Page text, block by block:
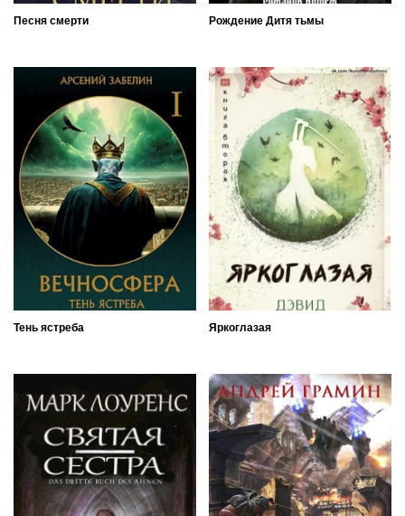
Песня смерти Рождение Дитя тьмы
Тень ястреба Яркоглазая